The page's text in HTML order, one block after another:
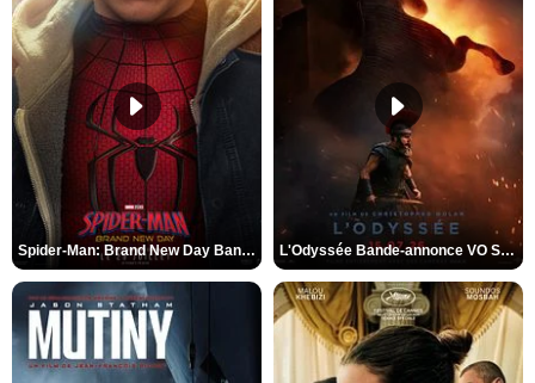
Spider-Man: Brand New Day Bande-annonce VO STFR L'Odyssée Bande-annonce VO STFR